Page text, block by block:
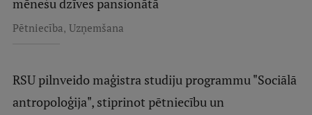
Starptautiskā sadarbība
Mobilitātes programmas
Starptautiskie projekti
mēnešu dzīves pansionātā
Pētniecība, Uzņemšana
RSU pilnveido maģistra studiju programmu "Sociālā
antropoloģija", stiprinot pētniecību un